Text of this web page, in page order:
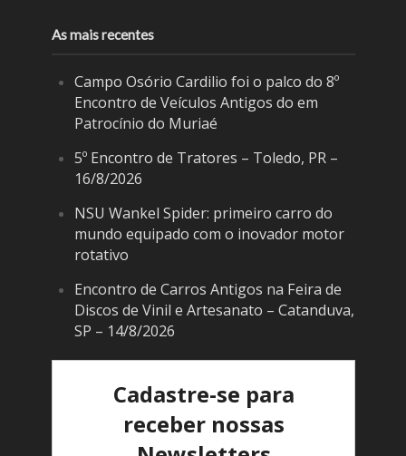
As mais recentes
Campo Osório Cardilio foi o palco do 8º
Encontro de Veículos Antigos do em
Patrocínio do Muriaé
5º Encontro de Tratores – Toledo, PR –
16/8/2026
NSU Wankel Spider: primeiro carro do
mundo equipado com o inovador motor
rotativo
Encontro de Carros Antigos na Feira de
Discos de Vinil e Artesanato – Catanduva,
SP – 14/8/2026